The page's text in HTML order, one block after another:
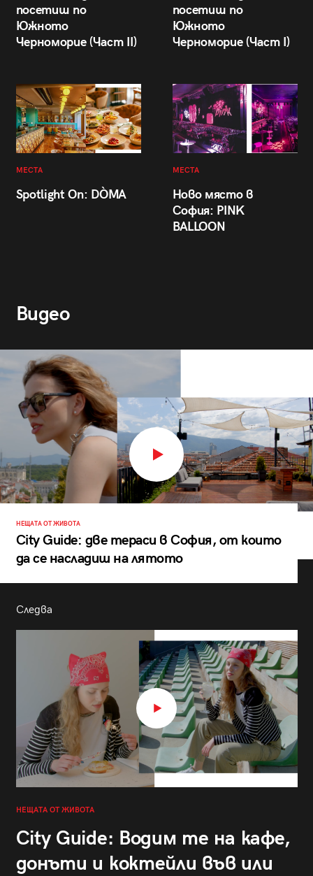
посетиш по
Южното
Черноморие (Част II)
посетиш по
Южното
Черноморие (Част I)
МЕСТА
Spotlight On: DÒMA
МЕСТА
Ново място в
София: PINK
BALLOON
Видео
НЕЩАТА ОТ ЖИВОТА
City Guide: две тераси в София, от които
да се насладиш на лятото
Следва
НЕЩАТА ОТ ЖИВОТА
City Guide: Водим те на кафе,
донъти и коктейли във или